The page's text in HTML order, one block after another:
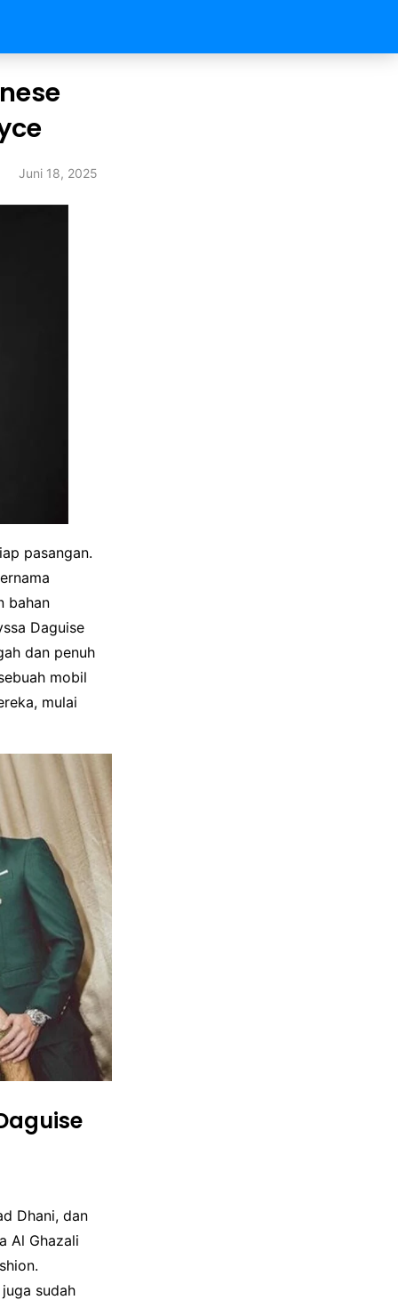
Juni 18, 2025
pasangan.
bahan
Daguise
dan penuh
mobil
mulai
Dhani, dan
Al Ghazali
sudah